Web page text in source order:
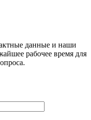
данные и наши
рабочее время для